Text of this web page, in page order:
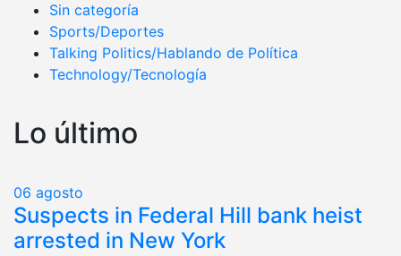
Sin categoría
Sports/Deportes
Talking Politics/Hablando de Política
Technology/Tecnología
Lo último
06 agosto
Suspects in Federal Hill bank heist
arrested in New York